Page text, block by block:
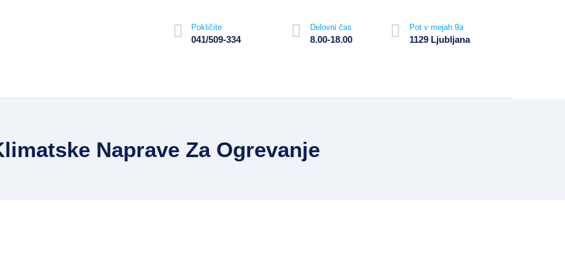
Pokličite
041/509-334
Delovni čas
8.00-18.00
Pot v mejah 9a
1129 Ljubljana
Naprave Za Ogrevanje